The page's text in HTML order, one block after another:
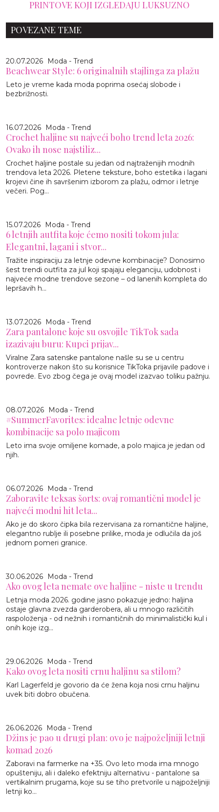
PRINTOVE KOJI IZGLEDAJU LUKSUZNO
POVEZANE TEME
20.07.2026 Moda - Trend
Beachwear Style: 6 originalnih stajlinga za plažu
Leto je vreme kada moda poprima osećaj slobode i
bezbrižnosti.
16.07.2026 Moda - Trend
Crochet haljine su najveći boho trend leta 2026:
Ovako ih nose najstiliz...
Crochet haljine postale su jedan od najtraženijih modnih
trendova leta 2026. Pletene teksture, boho estetika i lagani
krojevi čine ih savršenim izborom za plažu, odmor i letnje
večeri. Pog...
15.07.2026 Moda - Trend
6 letnjih autfita koje ćemo nositi tokom jula:
Elegantni, lagani i stvor...
Tražite inspiraciju za letnje odevne kombinacije? Donosimo
šest trendi outfita za jul koji spajaju eleganciju, udobnost i
najveće modne trendove sezone – od lanenih kompleta do
lepršavih h...
13.07.2026 Moda - Trend
Zara pantalone koje su osvojile TikTok sada
izazivaju buru: Kupci prijav...
Viralne Zara satenske pantalone našle su se u centru
kontroverze nakon što su korisnice TikToka prijavile padove i
povrede. Evo zbog čega je ovaj model izazvao toliku pažnju.
08.07.2026 Moda - Trend
#SummerFavorites: idealne letnje odevne
kombinacije sa polo majicom
Leto ima svoje omiljene komade, a polo majica je jedan od
njih.
06.07.2026 Moda - Trend
Zaboravite teksas šorts: ovaj romantični model je
najveći modni hit leta...
Ako je do skoro čipka bila rezervisana za romantične haljine,
elegantno rublje ili posebne prilike, moda je odlučila da još
jednom pomeri granice.
30.06.2026 Moda - Trend
Ako ovog leta nemate ove haljine - niste u trendu
Letnja moda 2026. godine jasno pokazuje jedno: haljina
ostaje glavna zvezda garderobera, ali u mnogo različitih
raspoloženja - od nežnih i romantičnih do minimalistički kul i
onih koje izg...
29.06.2026 Moda - Trend
Kako ovog leta nositi crnu haljinu sa stilom?
Karl Lagerfeld je govorio da će žena koja nosi crnu haljinu
uvek biti dobro obučena.
26.06.2026 Moda - Trend
Džins je pao u drugi plan: ovo je najpoželjniji letnji
komad 2026
Zaboravi na farmerke na +35. Ovo leto moda ima mnogo
opušteniju, ali i daleko efektniju alternativu - pantalone sa
vertikalnim prugama, koje su se tiho pretvorile u najpoželjniji
letnji ko...